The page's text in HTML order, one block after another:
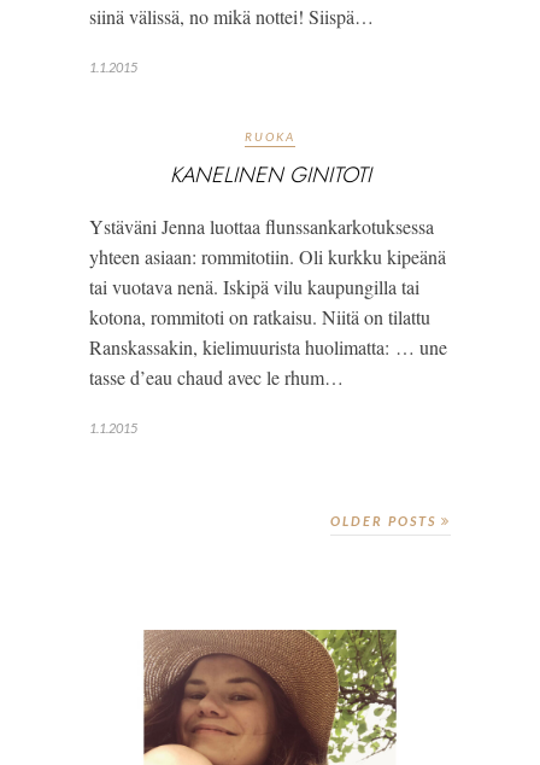
siinä välissä, no mikä nottei! Siispä…
1.1.2015
RUOKA
KANELINEN GINITOTI
Ystäväni Jenna luottaa flunssankarkotuksessa
yhteen asiaan: rommitotiin. Oli kurkku kipeänä
tai vuotava nenä. Iskipä vilu kaupungilla tai
kotona, rommitoti on ratkaisu. Niitä on tilattu
Ranskassakin, kielimuurista huolimatta: … une
tasse d’eau chaud avec le rhum…
1.1.2015
OLDER POSTS